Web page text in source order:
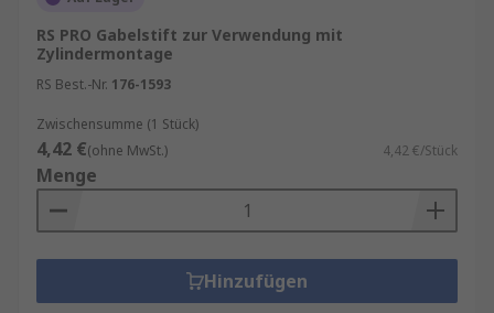
RS PRO Gabelstift zur Verwendung mit
Zylindermontage
RS Best.-Nr. 176-1593
Zwischensumme (1 Stück)
4,42 €(ohne MwSt.) 4,42 €/Stück
Menge
Hinzufügen